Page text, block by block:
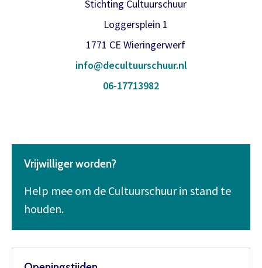
Stichting Cultuurschuur
Loggersplein 1
1771 CE Wieringerwerf
info@decultuurschuur.nl
06-17713982
Vrijwilliger worden?
Help mee om de Cultuurschuur in stand te
houden.